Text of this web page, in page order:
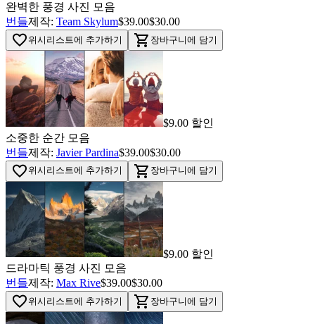
완벽한 풍경 사진 모음
번들제작: Team Skylum$39.00$30.00
favorite_border 위시리스트에 추가하기 shopping_cart 장바구니에 담기
$9.00 할인
소중한 순간 모음
번들제작: Javier Pardina$39.00$30.00
favorite_border 위시리스트에 추가하기 shopping_cart 장바구니에 담기
$9.00 할인
드라마틱 풍경 사진 모음
번들제작: Max Rive$39.00$30.00
favorite_border 위시리스트에 추가하기 shopping_cart 장바구니에 담기